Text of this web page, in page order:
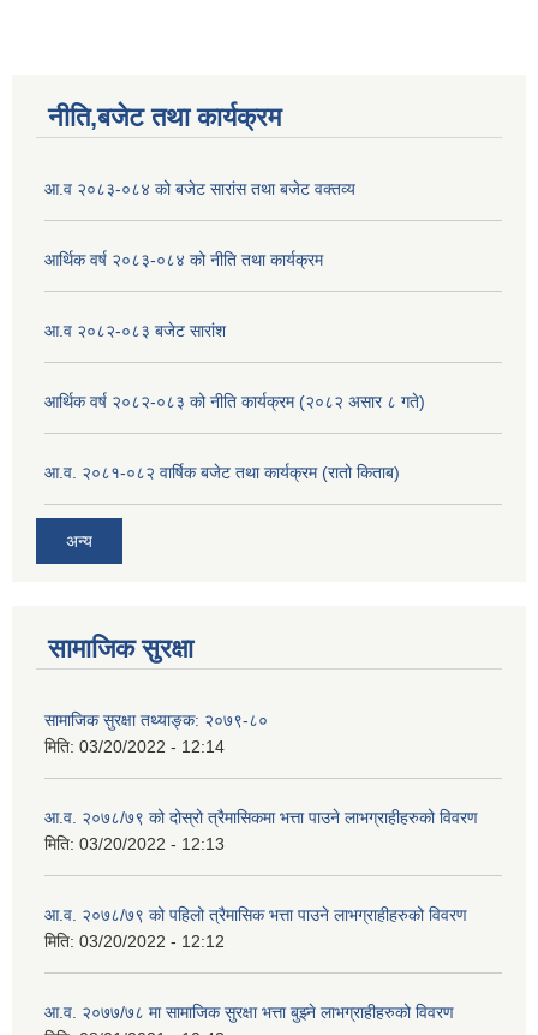
नीति,बजेट तथा कार्यक्रम
आ.व २०८३-०८४ को बजेट सारांस तथा बजेट वक्तव्य
आर्थिक वर्ष २०८३-०८४ को नीति तथा कार्यक्रम
आ.व २०८२-०८३ बजेट सारांश
आर्थिक वर्ष २०८२-०८३ को नीति कार्यक्रम (२०८२ असार ८ गते)
आ.व. २०८१-०८२ वार्षिक बजेट तथा कार्यक्रम (रातो किताब)
अन्य
सामाजिक सुरक्षा
सामाजिक सुरक्षा तथ्याङ्क: २०७९-८०
मिति: 03/20/2022 - 12:14
आ.व. २०७८/७९ को दोस्रो त्रैमासिकमा भत्ता पाउने लाभग्राहीहरुको विवरण
मिति: 03/20/2022 - 12:13
आ.व. २०७८/७९ को पहिलो त्रैमासिक भत्ता पाउने लाभग्राहीहरुको विवरण
मिति: 03/20/2022 - 12:12
आ.व. २०७७/७८ मा सामाजिक सुरक्षा भत्ता बुझ्ने लाभग्राहीहरुको विवरण